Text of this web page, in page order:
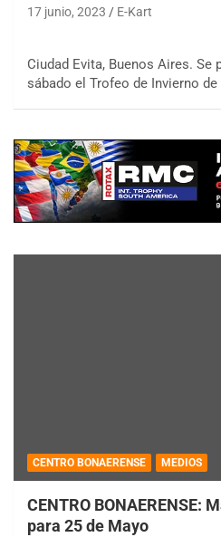
17 junio, 2023 E-Kart
Ciudad Evita, Buenos Aires. Se
sábado el Trofeo de Invierno de
CENTRO BONAERENSE MEDIOS
CENTRO BONAERENSE:
para 25 de Mayo